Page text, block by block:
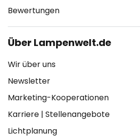
Bewertungen
Über Lampenwelt.de
Wir über uns
Newsletter
Marketing-Kooperationen
Karriere | Stellenangebote
Lichtplanung